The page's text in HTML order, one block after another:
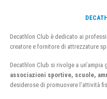
Decathlon Club è dedicato ai
creatore e fornitore di attrezzature
Decathlon Club si rivolge a un’ampia
associazioni sportive, scuole,
desiderose di promuovere l’attività